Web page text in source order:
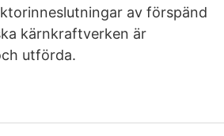
av förspänd
kärnkraftverken är
utförda.